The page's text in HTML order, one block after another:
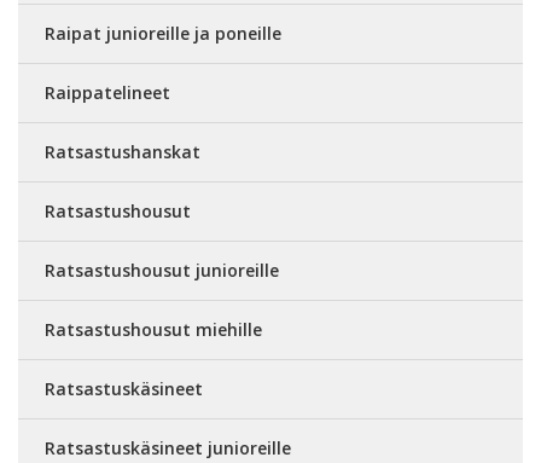
Raipat junioreille ja poneille
Raippatelineet
Ratsastushanskat
Ratsastushousut
Ratsastushousut junioreille
Ratsastushousut miehille
Ratsastuskäsineet
Ratsastuskäsineet junioreille